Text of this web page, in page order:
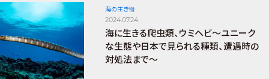
海の生き物
2024.07.24
海に生きる爬虫類、ウミヘビ～ユニーク
な生態や日本で見られる種類、遭遇時の
対処法まで～